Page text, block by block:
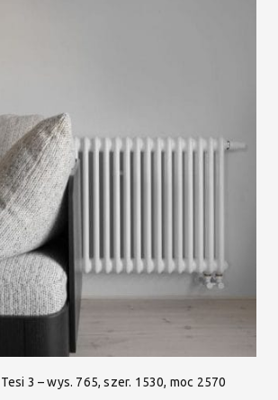
3 – wys. 765, szer. 1530, moc 2570